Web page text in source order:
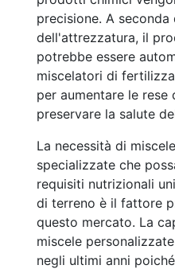
precisione. A seconda
dell'attrezzatura, il
potrebbe essere
miscelatori di
per aumentare le rese
preservare la salute
La necessità di
specializzate che
requisiti nutrizionali
di terreno è il fattore
questo mercato. La
miscele
negli ultimi anni